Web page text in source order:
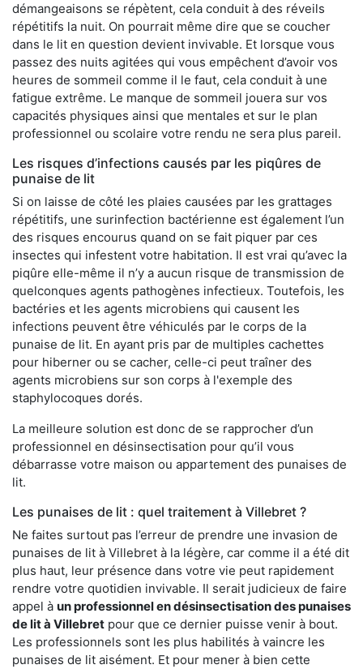
démangeaisons se répètent, cela conduit à des réveils
répétitifs la nuit. On pourrait même dire que se coucher
dans le lit en question devient invivable. Et lorsque vous
passez des nuits agitées qui vous empêchent d’avoir vos
heures de sommeil comme il le faut, cela conduit à une
fatigue extrême. Le manque de sommeil jouera sur vos
capacités physiques ainsi que mentales et sur le plan
professionnel ou scolaire votre rendu ne sera plus pareil.
Les risques d’infections causés par les piqûres de
punaise de lit
Si on laisse de côté les plaies causées par les grattages
répétitifs, une surinfection bactérienne est également l’un
des risques encourus quand on se fait piquer par ces
insectes qui infestent votre habitation. Il est vrai qu’avec la
piqûre elle-même il n’y a aucun risque de transmission de
quelconques agents pathogènes infectieux. Toutefois, les
bactéries et les agents microbiens qui causent les
infections peuvent être véhiculés par le corps de la
punaise de lit. En ayant pris par de multiples cachettes
pour hiberner ou se cacher, celle-ci peut traîner des
agents microbiens sur son corps à l'exemple des
staphylocoques dorés.
La meilleure solution est donc de se rapprocher d’un
professionnel en désinsectisation pour qu’il vous
débarrasse votre maison ou appartement des punaises de
lit.
Les punaises de lit : quel traitement à Villebret ?
Ne faites surtout pas l’erreur de prendre une invasion de
punaises de lit à Villebret à la légère, car comme il a été dit
plus haut, leur présence dans votre vie peut rapidement
rendre votre quotidien invivable. Il serait judicieux de faire
appel à un professionnel en désinsectisation des punaises
de lit à Villebret pour que ce dernier puisse venir à bout.
Les professionnels sont les plus habilités à vaincre les
punaises de lit aisément. Et pour mener à bien cette